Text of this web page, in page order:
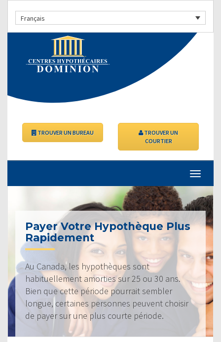
Français
TROUVER UN BUREAU
TROUVER UN
COURTIER
Payer Votre Hypothèque Plus
Rapidement
Au Canada, les hypothèques sont
habituellement amorties sur 25 ou 30 ans.
Bien que cette période pourrait sembler
longue, certaines personnes peuvent choisir
de payer sur une plus courte période.